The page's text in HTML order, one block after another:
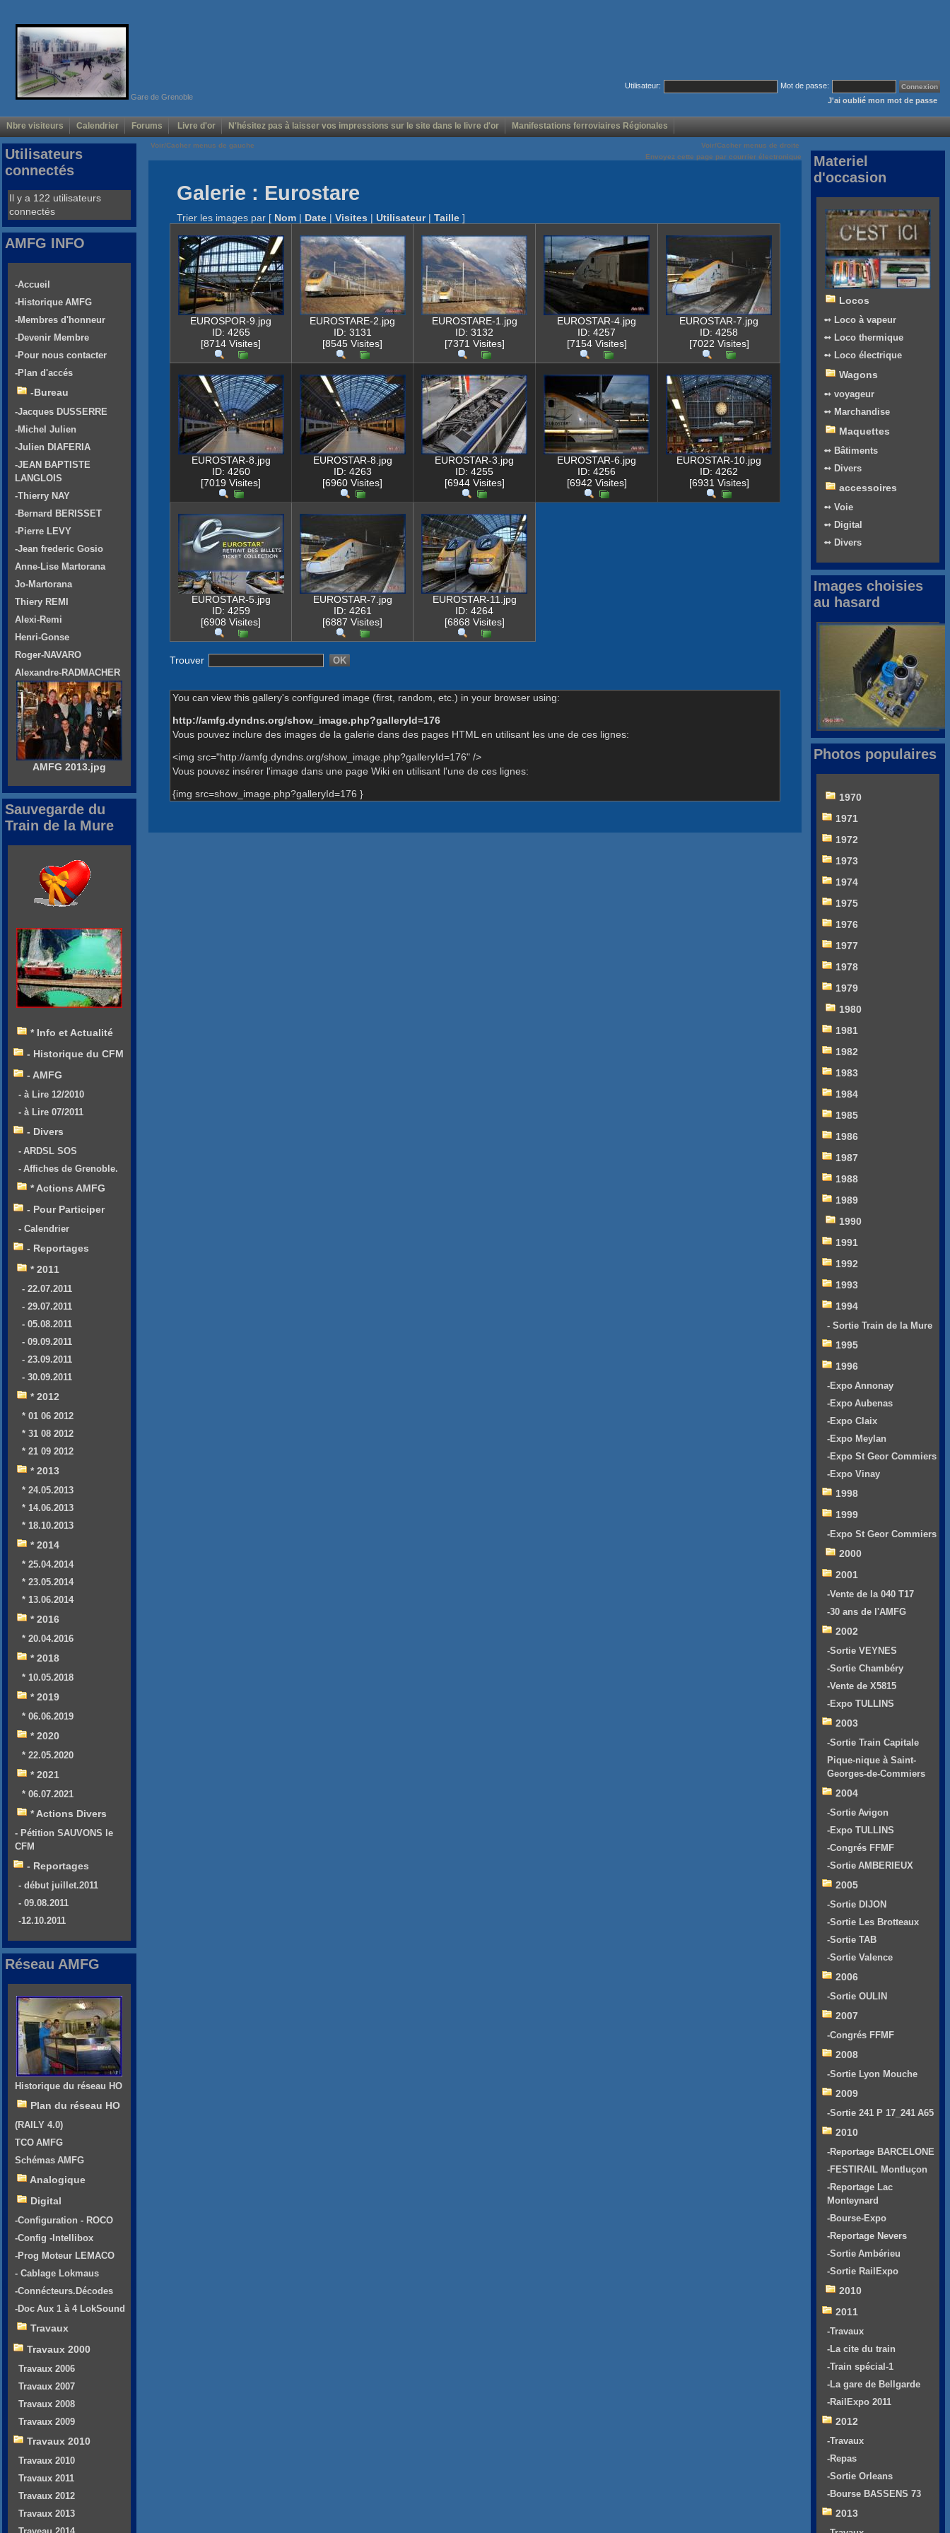
Gare de Grenoble
Utilisateur:
Mot de passe:
J'ai oublié mon mot de passe
Nbre visiteurs Calendrier Forums Livre d'or N'hésitez pas à laisser vos impressions sur le site dans le livre d'or Manifestations ferroviaires Régionales
Voir/Cacher menus de gauche
Voir/Cacher menus de droite
Envoyez cette page par courrier électronique
Galerie : Eurostare
Trier les images par [ Nom | Date | Visites | Utilisateur| Taille ]
EUROSPOR-9.jpg
ID: 4265
[8714 Visites]
EUROSTARE-2.jpg
ID: 3131
[8545 Visites]
EUROSTARE-1.jpg
ID: 3132
[7371 Visites]
EUROSTAR-4.jpg
ID: 4257
[7154 Visites]
EUROSTAR-7.jpg
ID: 4258
[7022 Visites]
EUROSTAR-8.jpg
ID: 4260
[7019 Visites]
EUROSTAR-8.jpg
ID: 4263
[6960 Visites]
EUROSTAR-3.jpg
ID: 4255
[6944 Visites]
EUROSTAR-6.jpg
ID: 4256
[6942 Visites]
EUROSTAR-10.jpg
ID: 4262
[6931 Visites]
EUROSTAR-5.jpg
ID: 4259
[6908 Visites]
EUROSTAR-7.jpg
ID: 4261
[6887 Visites]
EUROSTAR-11.jpg
ID: 4264
[6868 Visites]
Trouver
You can view this gallery's configured image (first, random, etc.) in your browser using:
http://amfg.dyndns.org/show_image.php?galleryId=176
Vous pouvez inclure des images de la galerie dans des pages HTML en utilisant les une de ces lignes:
<img src="http://amfg.dyndns.org/show_image.php?galleryId=176" />
Vous pouvez insérer l'image dans une page Wiki en utilisant l'une de ces lignes:
{img src=show_image.php?galleryId=176 }
Utilisateurs
connectés
Il y a 122 utilisateurs
connectés
AMFG INFO
-Accueil
-Historique AMFG
-Membres d'honneur
-Devenir Membre
-Pour nous contacter
-Plan d'accés
-Bureau
-Jacques DUSSERRE
-Michel Julien
-Julien DIAFERIA
-JEAN BAPTISTE
LANGLOIS
-Thierry NAY
-Bernard BERISSET
-Pierre LEVY
-Jean frederic Gosio
Anne-Lise Martorana
Jo-Martorana
Thiery REMI
Alexi-Remi
Henri-Gonse
Roger-NAVARO
Alexandre-RADMACHER
AMFG 2013.jpg
Sauvegarde du
Train de la Mure
* Info et Actualité
- Historique du CFM
- AMFG
- à Lire 12/2010
- à Lire 07/2011
- Divers
- ARDSL SOS
- Affiches de Grenoble.
* Actions AMFG
- Pour Participer
- Calendrier
- Reportages
* 2011
- 22.07.2011
- 29.07.2011
- 05.08.2011
- 09.09.2011
- 23.09.2011
- 30.09.2011
* 2012
* 01 06 2012
* 31 08 2012
* 21 09 2012
* 2013
* 24.05.2013
* 14.06.2013
* 18.10.2013
* 2014
* 25.04.2014
* 23.05.2014
* 13.06.2014
* 2016
* 20.04.2016
* 2018
* 10.05.2018
* 2019
* 06.06.2019
* 2020
* 22.05.2020
* 2021
* 06.07.2021
* Actions Divers
- Pétition SAUVONS le
CFM
- Reportages
- début juillet.2011
- 09.08.2011
-12.10.2011
Réseau AMFG
Historique du réseau HO
Plan du réseau HO
(RAILY 4.0)
TCO AMFG
Schémas AMFG
Analogique
Digital
-Configuration - ROCO
-Config -Intellibox
-Prog Moteur LEMACO
- Cablage Lokmaus
-Connécteurs.Décodes
-Doc Aux 1 à 4 LokSound
Travaux
Travaux 2000
Travaux 2006
Travaux 2007
Travaux 2008
Travaux 2009
Travaux 2010
Travaux 2010
Travaux 2011
Travaux 2012
Travaux 2013
Materiel
d'occasion
Locos
➻ Loco à vapeur
➻ Loco thermique
➻ Loco électrique
Wagons
➻ voyageur
➻ Marchandise
Maquettes
➻ Bâtiments
➻ Divers
accessoires
➻ Voie
➻ Digital
➻ Divers
Images choisies
au hasard
Photos populaires
1970
1971
1972
1973
1974
1975
1976
1977
1978
1979
1980
1981
1982
1983
1984
1985
1986
1987
1988
1989
1990
1991
1992
1993
1994
- Sortie Train de la Mure
1995
1996
-Expo Annonay
-Expo Aubenas
-Expo Claix
-Expo Meylan
-Expo St Geor Commiers
-Expo Vinay
1998
1999
-Expo St Geor Commiers
2000
2001
-Vente de la 040 T17
-30 ans de l'AMFG
2002
-Sortie VEYNES
-Sortie Chambéry
-Vente de X5815
-Expo TULLINS
2003
-Sortie Train Capitale
Pique-nique à Saint-
Georges-de-Commiers
2004
-Sortie Avigon
-Expo TULLINS
-Congrés FFMF
-Sortie AMBERIEUX
2005
-Sortie DIJON
-Sortie Les Brotteaux
-Sortie TAB
-Sortie Valence
2006
-Sortie OULIN
2007
-Congrés FFMF
2008
-Sortie Lyon Mouche
2009
-Sortie 241 P 17_241 A65
2010
-Reportage BARCELONE
-FESTIRAIL Montluçon
-Reportage Lac
Monteynard
-Bourse-Expo
-Reportage Nevers
-Sortie Ambérieu
-Sortie RailExpo
2010
2011
-Travaux
-La cite du train
-Train spécial-1
-La gare de Bellgarde
-RailExpo 2011
2012
-Travaux
-Repas
-Sortie Orleans
-Bourse BASSENS 73
2013